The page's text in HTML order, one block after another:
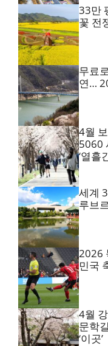
33만
꽃 전
무료
연…
4월
5060
‘열흘
세계
루브
2026
민국
4월
문학
‘이곳’